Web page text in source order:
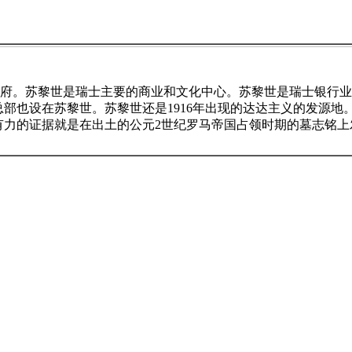
。苏黎世是瑞士主要的商业和文化中心。苏黎世是瑞士银行
也设在苏黎世。苏黎世还是1916年出现的达达主义的发源
的证据就是在出土的公元2世纪罗马帝国占领时期的墓志铭